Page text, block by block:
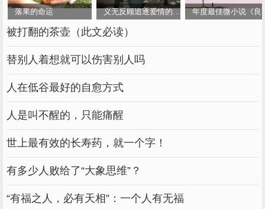
落果的命运 义无反顾追逐爱情的女人 年度最佳微小说《良
被打翻的茶壶（此文必读）
替别人着想就可以伤害别人吗
人在低谷最好的自愈方式
人是叫不醒的，只能痛醒
世上最有效的长寿药，就一个字！
有多少人败给了“大象思维”？
“有福之人，必有天相”：一个人有无福